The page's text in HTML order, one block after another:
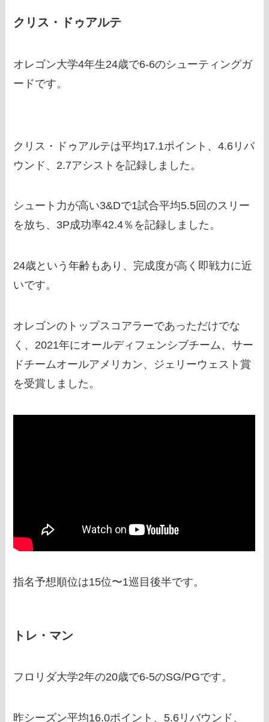
クリス・ドゥアルテ
オレゴン大学4年生24歳で6-6のシューティングガ
ードです。
クリス・ドゥアルテは平均17.1ポイント、4.6リバ
ウンド、2.7アシストを記録しました。
シュート力が高い3&Dで1試合平均5.5回のスリー
を放ち、3P成功率42.4％を記録しました。
24歳という年齢もあり、完成度が高く即戦力に近
いです。
オレゴンのトップスコアラーであっただけでな
く、2021年にオールディフェンシブチーム、サー
ドチームオールアメリカン、ジェリーウェスト賞
を受賞しました。
指名予想順位は15位〜1巡目後半です。
トレ・マン
フロリダ大学2年の20歳で6-5のSG/PGです。
昨シーズン平均16.0ポイント、5.6リバウンド、